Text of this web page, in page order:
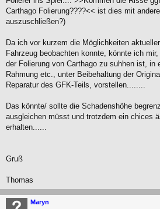
Carthago Folierung????<< ist dies mit
auszuschließen?)
Da ich vor kurzem die Möglichkeiten
Fahrzeug beobachten konnte, könnte ich
der Folierung von Carthago zu suhhen ist, in
Rahmung etc., unter Beibehaltung der
Reparatur des GFK-Teils, vorstellen........
Das könnte/ sollte die Schadenshöhe
ausgleichen müsst und trotzdem ein chices
erhalten......
Gruß
Thomas
Maryn